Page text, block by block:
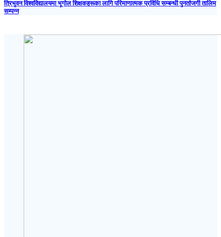
त्रिभुवन विश्वविद्यालयमा भूगोल शिक्षकहरूका लागि परिमाणात्मक प्रविधि सम्बन्धी पुनर्ताजगी तालिम
सम्पन्न